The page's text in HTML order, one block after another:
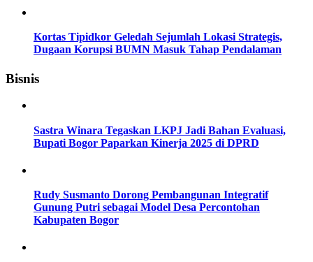
Kortas Tipidkor Geledah Sejumlah Lokasi Strategis,
Dugaan Korupsi BUMN Masuk Tahap Pendalaman
Bisnis
Sastra Winara Tegaskan LKPJ Jadi Bahan Evaluasi,
Bupati Bogor Paparkan Kinerja 2025 di DPRD
Rudy Susmanto Dorong Pembangunan Integratif
Gunung Putri sebagai Model Desa Percontohan
Kabupaten Bogor